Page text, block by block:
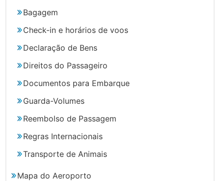
Bagagem
Check-in e horários de voos
Declaração de Bens
Direitos do Passageiro
Documentos para Embarque
Guarda-Volumes
Reembolso de Passagem
Regras Internacionais
Transporte de Animais
Mapa do Aeroporto